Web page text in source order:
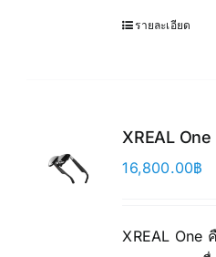
รายละเอียด
XREAL One
16,800.00฿
XREAL One